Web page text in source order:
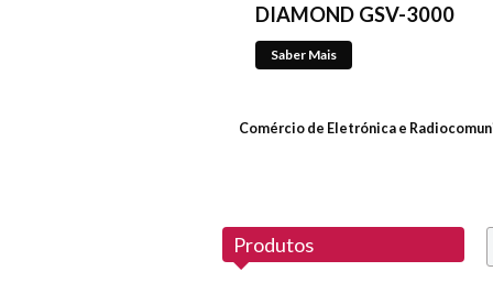
DIAMOND GSV-3000
Saber Mais
Saber Mais
Comércio de Eletrónica e
Produtos